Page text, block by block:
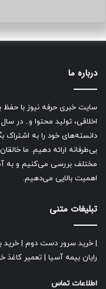
درباره ما
سایت خبری حرفه نیوز با حفظ
دانسته‌های خود را به اشتراک
بی‌طرفانه ارائه دهیم. ما
مختلف بررسی می‌کنیم و به
اهمیت بالایی می‌دهیم.
تبلیغات متنی
خرید سرور دست دوم خرید
رایان بیمه آسیا
تعمیر کاغذ
اطلاعات تماس